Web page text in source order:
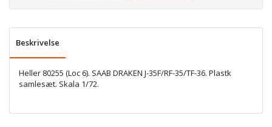
Beskrivelse
Heller 80255 (Loc 6). SAAB DRAKEN J-35F/RF-35/TF-36. Plastk
samlesæt. Skala 1/72.